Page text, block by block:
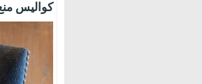
كواليس